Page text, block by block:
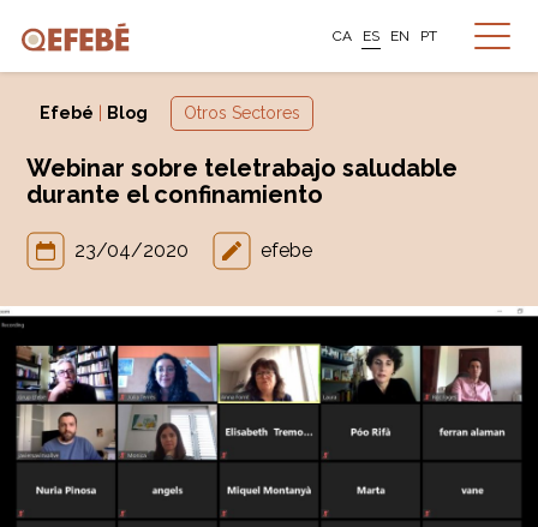
CA ES EN PT
Efebé Blog Otros Sectores
Webinar sobre teletrabajo saludable
durante el confinamiento
23/04/2020 efebe